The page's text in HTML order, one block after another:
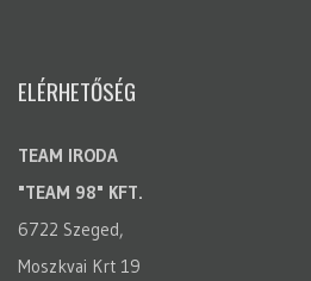
ELÉRHETŐSÉG
TEAM IRODA
"TEAM 98" KFT.
6722 Szeged,
Moszkvai Krt 19